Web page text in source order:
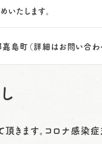
いたします。
島町（詳細はお問い合わ
きます。コロナ感染